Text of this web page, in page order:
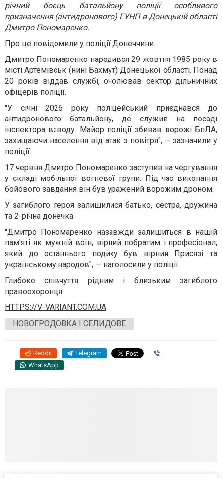
річний боєць батальйону поліції особливого
призначення (антидронового) ГУНП в Донецькій області
Дмитро Пономаренко.
Про це повідомили у поліції Донеччини.
Дмитро Пономаренко народився 29 жовтня 1985 року в
місті Артемівськ (нині Бахмут) Донецької області. Понад
20 років віддав службі, очолював сектор дільничних
офіцерів поліції.
"У січні 2026 року поліцейський приєднався до
антидронового батальйону, де служив на посаді
інспектора взводу. Майор поліції збивав ворожі БпЛА,
захищаючи населення від атак з повітря", — зазначили у
поліції.
17 червня Дмитро Пономаренко заступив на чергування
у складі мобільної вогневої групи. Під час виконання
бойового завдання він був уражений ворожим дроном.
У загиблого героя залишилися батько, сестра, дружина
та 2-річна донечка.
"Дмитро Пономаренко назавжди залишиться в нашій
пам'яті як мужній воїн, вірний побратим і професіонал,
який до останнього подиху був вірний Присязі та
українському народов", — наголосили у поліції.
Глибоке співчуття рідним і близьким загиблого
правоохоронця.
HTTPS://V-VARIANT.COM.UA
НОВОГРОДОВКА І СЕЛИДОВЕ
Reddit Telegram
WhatsApp